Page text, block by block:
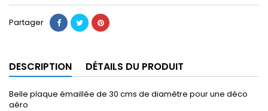
Partager
DESCRIPTION DÉTAILS DU PRODUIT
Belle plaque émaillée de 30 cms de diamètre pour une déco
aéro